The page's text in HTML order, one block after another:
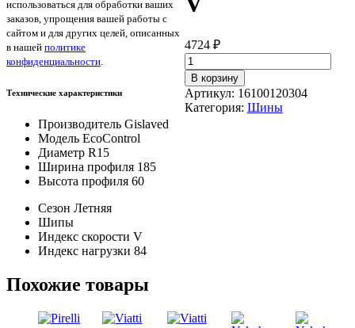
4724 ₽
Количество
товара
Gislaved
EcoControl
185/60/R15
В корзину
Артикул: 16100120304
Категория: Шины
использоваться для обработки ваших
заказов, упрощения вашей работы с
сайтом и для других целей, описанных
в нашей политике
конфиденциальности.
Технические характеристики
Производитель Gislaved
Модель EcoControl
Диаметр R15
Ширина профиля 185
Высота профиля 60
Сезон Летняя
Шипы
Индекс скорости V
Индекс нагрузки 84
Похожие товары